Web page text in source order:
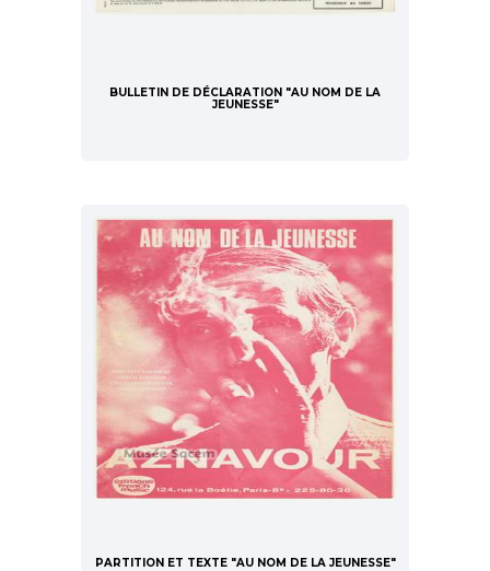
BULLETIN DE DÉCLARATION "AU NOM DE LA
JEUNESSE"
PARTITION ET TEXTE "AU NOM DE LA JEUNESSE"